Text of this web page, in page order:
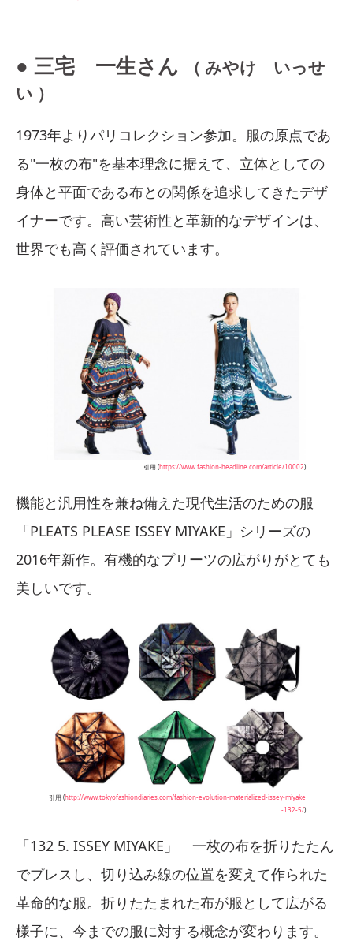
● 三宅 一生さん
（ みやけ いっせ
い ）
1973年よりパリコレクション参加。服の原点であ
る"一枚の布"を基本理念に据えて、立体としての
身体と平面である布との関係を追求してきたデザ
イナーです。高い芸術性と革新的なデザインは、
世界でも高く評価されています。
引用 (https://www.fashion-headline.com/article/10002)
機能と汎用性を兼ね備えた現代生活のための服
「PLEATS PLEASE ISSEY MIYAKE」シリーズの
2016年新作。有機的なプリーツの広がりがとても
美しいです。
引用 (http://www.tokyofashiondiaries.com/fashion-evolution-materialized-issey-miyake
-132-5/)
「132 5. ISSEY MIYAKE」 一枚の布を折りたたん
でプレスし、切り込み線の位置を変えて作られた
革命的な服。折りたたまれた布が服として広がる
様子に、今までの服に対する概念が変わります。